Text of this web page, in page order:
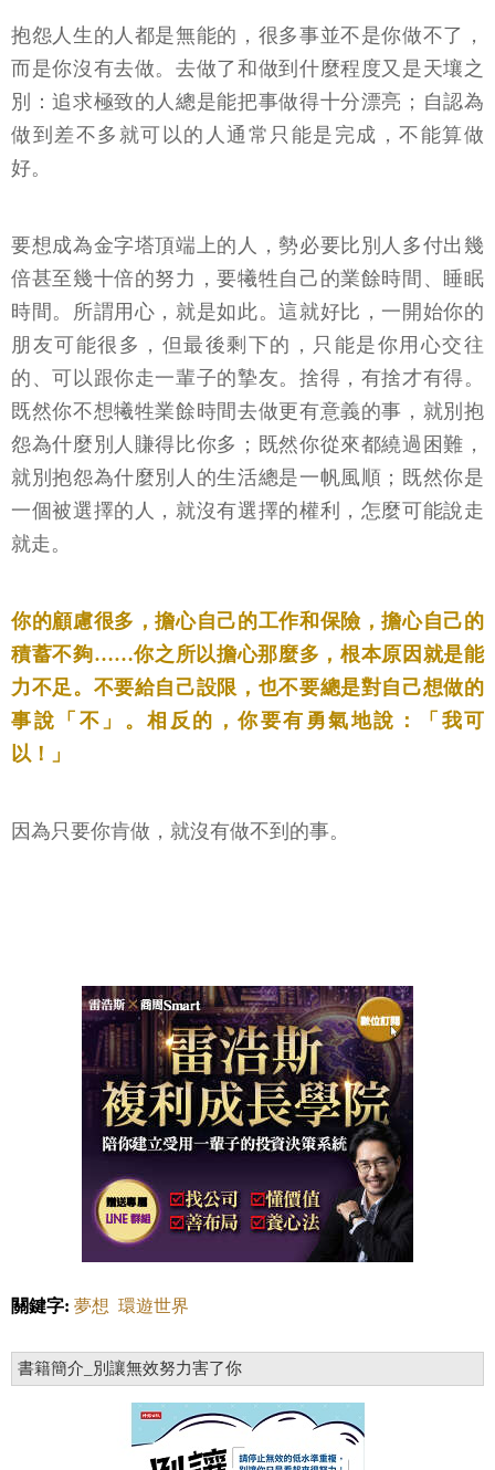
抱怨人生的人都是無能的，很多事並不是你做不了，
而是你沒有去做。去做了和做到什麼程度又是天壤之
別：追求極致的人總是能把事做得十分漂亮；自認為
做到差不多就可以的人通常只能是完成，不能算做
好。
要想成為金字塔頂端上的人，勢必要比別人多付出幾
倍甚至幾十倍的努力，要犧牲自己的業餘時間、睡眠
時間。所謂用心，就是如此。這就好比，一開始你的
朋友可能很多，但最後剩下的，只能是你用心交往
的、可以跟你走一輩子的摯友。捨得，有捨才有得。
既然你不想犧牲業餘時間去做更有意義的事，就別抱
怨為什麼別人賺得比你多；既然你從來都繞過困難，
就別抱怨為什麼別人的生活總是一帆風順；既然你是
一個被選擇的人，就沒有選擇的權利，怎麼可能說走
就走。
你的顧慮很多，擔心自己的工作和保險，擔心自己的
積蓄不夠……你之所以擔心那麼多，根本原因就是能
力不足。不要給自己設限，也不要總是對自己想做的
事說「不」。相反的，你要有勇氣地說：「我可
以！」
因為只要你肯做，就沒有做不到的事。
關鍵字: 夢想 環遊世界
書籍簡介_別讓無效努力害了你